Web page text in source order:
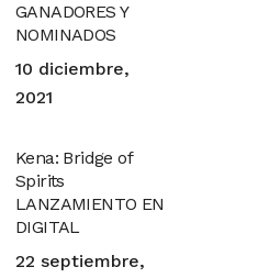
GANADORES Y
NOMINADOS
10 diciembre,
2021
Kena: Bridge of
Spirits
LANZAMIENTO EN
DIGITAL
22 septiembre,